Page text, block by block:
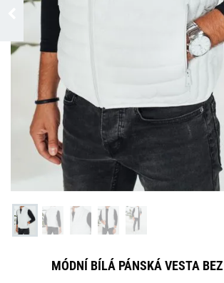
MÓDNÍ BÍLÁ PÁNSKÁ VESTA